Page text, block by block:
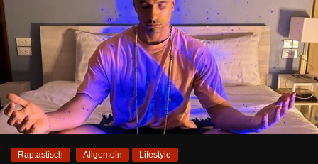
Raptastisch Allgemein Lifestyle